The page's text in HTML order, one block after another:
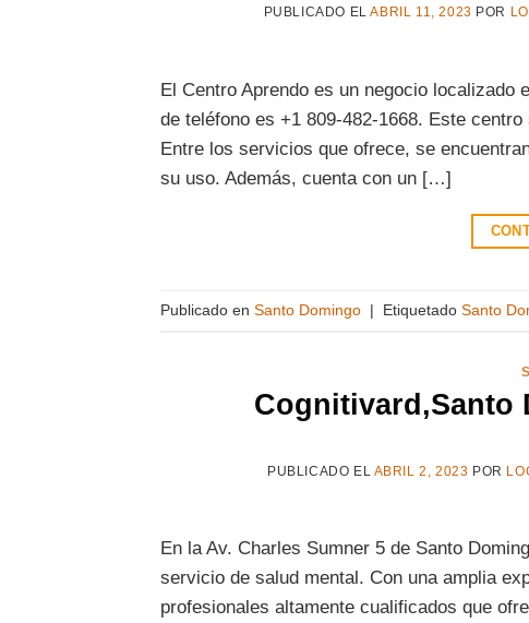
PUBLICADO ELABRIL 11, 2023 POR
El Centro Aprendo es un negocio localizado
de teléfono es +1 809-482-1668. Este
Entre los servicios que ofrece, se
su uso. Además, cuenta con un […]
Publicado en Santo Domingo | Etiquetado Santo
Cognitivard,Santo
PUBLICADO EL ABRIL 2, 2023 POR
En la Av. Charles Sumner 5 de Santo
servicio de salud mental. Con una amplia
profesionales altamente cualificados que